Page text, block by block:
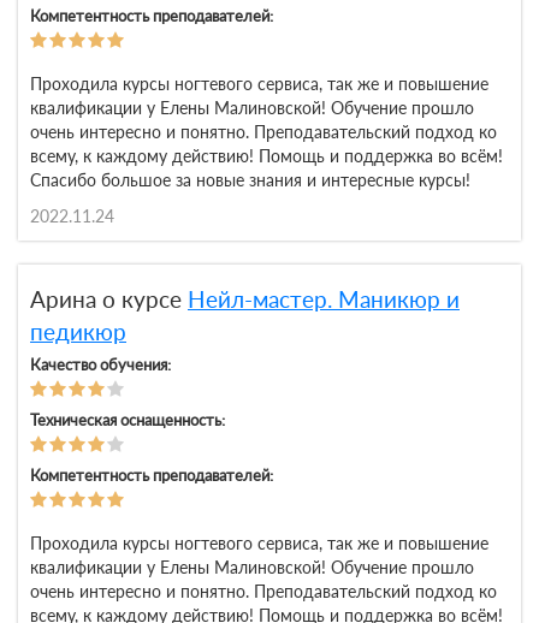
Компетентность преподавателей:
Проходила курсы ногтевого сервиса, так же и повышение
квалификации у Елены Малиновской! Обучение прошло
очень интересно и понятно. Преподавательский подход ко
всему, к каждому действию! Помощь и поддержка во всём!
Спасибо большое за новые знания и интересные курсы!
2022.11.24
Арина о курсе Нейл-мастер. Маникюр и
педикюр
Качество обучения:
Техническая оснащенность:
Компетентность преподавателей:
Проходила курсы ногтевого сервиса, так же и повышение
квалификации у Елены Малиновской! Обучение прошло
очень интересно и понятно. Преподавательский подход ко
всему, к каждому действию! Помощь и поддержка во всём!